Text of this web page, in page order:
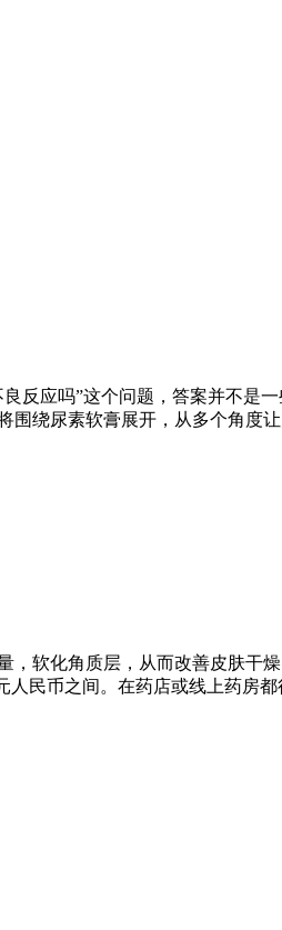
反应吗”这个问题，答案并不是
绕尿素软膏展开，从多个角度
软化角质层，从而改善皮肤干
民币之间。在药店或线上药房都